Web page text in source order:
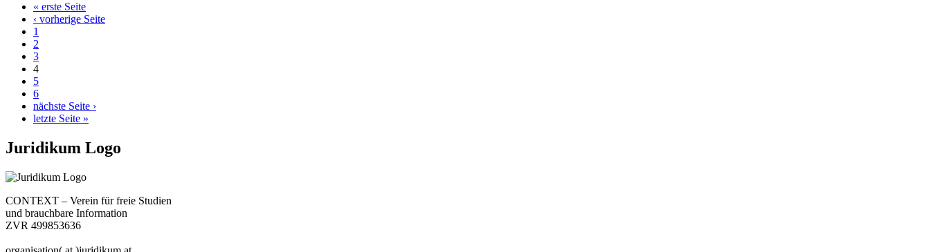
« erste Seite
‹ vorherige Seite
1
2
3
4
5
6
nächste Seite ›
letzte Seite »
Juridikum Logo
CONTEXT – Verein für freie Studien
und brauchbare Information
ZVR 499853636